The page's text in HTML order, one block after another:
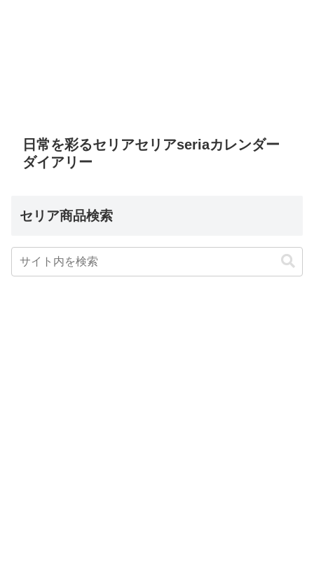
日常を彩るセリアセリアseriaカレンダー
ダイアリー
セリア商品検索